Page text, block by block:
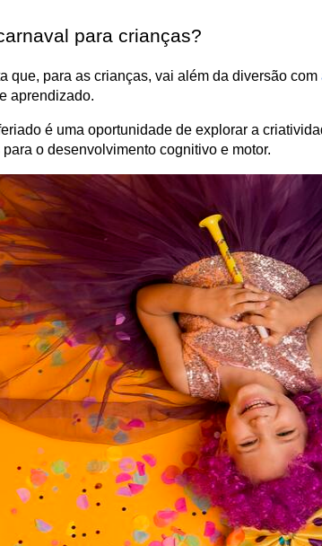
para crianças?
que, para as crianças, vai além da diversão com
aprendizado.
é uma oportunidade de explorar a
o desenvolvimento cognitivo e motor.